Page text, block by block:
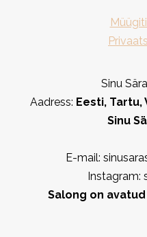
Sinu
Aadress: Eesti, Tartu,
Sinu
E-mail:
Instagram:
Salong on